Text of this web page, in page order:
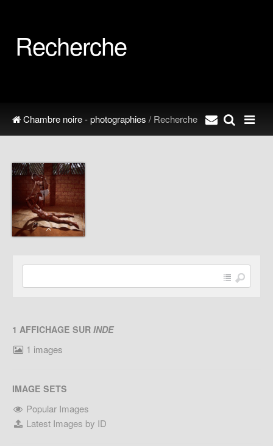
Recherche
Chambre noire - photographies / Recherche
1 AFFICHAGE SUR INDE
1 images
IMAGE SETS
Popular Images
Latest Images by ID